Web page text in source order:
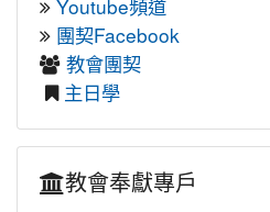
Youtube頻道
團契Facebook
教會團契
主日學
教會奉獻專戶